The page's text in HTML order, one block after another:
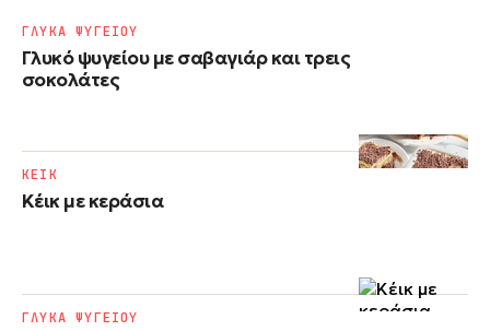
Γλυκό ψυγείου με σαβαγιάρ και τρεις
σοκολάτες
ΓΛΥΚΑ ΨΥΓΕΙΟΥ
Κέικ με κεράσια
ΚΕΙΚ
ΓΛΥΚΑ ΨΥΓΕΙΟΥ